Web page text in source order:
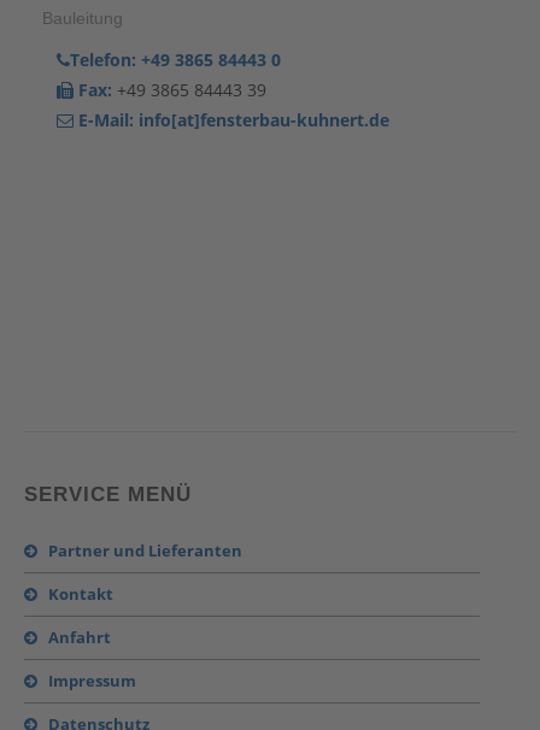
Bauleitung
Telefon: +49 3865 84443 0
Fax: +49 3865 84443 39
E-Mail: info[at]fensterbau-kuhnert.de
SERVICE MENÜ
Partner und Lieferanten
Kontakt
Anfahrt
Impressum
Datenschutz